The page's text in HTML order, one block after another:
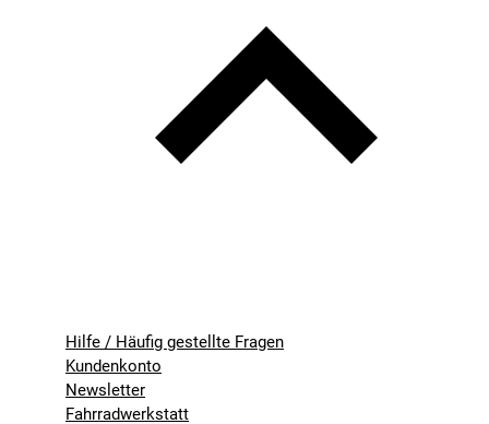
Hilfe / Häufig gestellte Fragen
Kundenkonto
Newsletter
Fahrradwerkstatt